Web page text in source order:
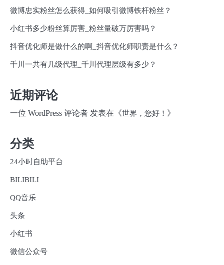
微博忠实粉丝怎么获得_如何吸引微博铁杆粉丝？
小红书多少粉丝算厉害_粉丝量破万厉害吗？
抖音优化师是做什么的啊_抖音优化师职责是什么？
千川一共有几级代理_千川代理层级有多少？
近期评论
一位 WordPress 评论者 发表在《世界，您好！ 》
分类
24小时自助平台
BILIBILI
QQ音乐
头条
小红书
微信公众号